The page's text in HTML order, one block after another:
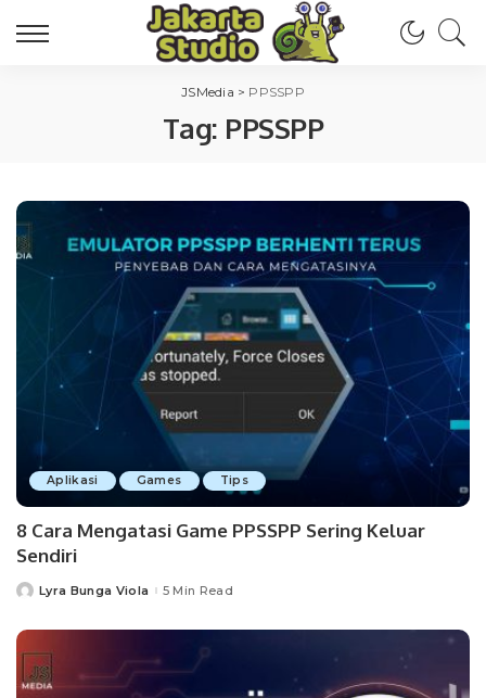
JSMedia > PPSSPP
Tag: PPSSPP
Aplikasi Games Tips
8 Cara Mengatasi Game PPSSPP Sering Keluar
Sendiri
PostedLyra Bunga Viola 5 Min Read